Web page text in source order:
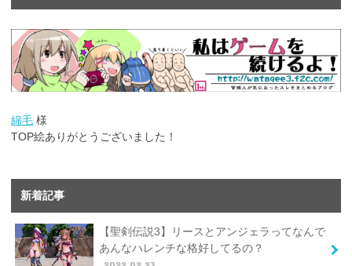
綿毛 様
TOP絵ありがとうございました！
新着記事
【聖剣伝説3】リースとアンジェラってなんで
あんなハレンチな格好してるの？